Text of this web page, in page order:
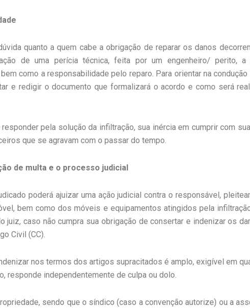
quanto a quem cabe a obrigação de reparar os danos
de uma perícia técnica, feita por um engenheiro/ perito,
como a responsabilidade pelo reparo. Para orientar na
e redigir o documento que formalizará o acordo e como será
pela solução da infiltração, sua inércia em cumprir com
que se agravam com o passar do tempo.
de multa e o processo judicial
poderá ajuizar uma ação judicial contra o responsável,
bem como dos móveis e equipamentos atingidos pela
juiz, caso não cumpra sua obrigação de consertar e indenizar os
Civil (CC).
nos termos dos artigos supracitados é amplo, exigível em
responde independentemente de culpa ou dolo.
sendo que o síndico (caso a convenção autorize) ou a